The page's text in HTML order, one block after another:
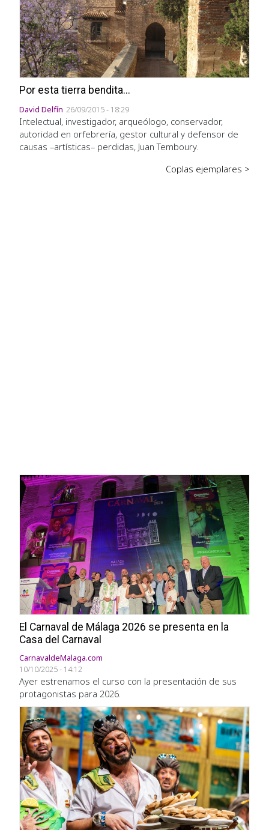
Por esta tierra bendita...
David Delfín 26/09/2015 - 18:29
Intelectual, investigador, arqueólogo, conservador,
autoridad en orfebrería, gestor cultural y defensor de
causas –artísticas– perdidas, Juan Temboury.
Coplas ejemplares >
El Carnaval de Málaga 2026 se presenta en la
Casa del Carnaval
CarnavaldeMalaga.com
10/10/2025 - 14:12
Ayer estrenamos el curso con la presentación de sus
protagonistas para 2026.